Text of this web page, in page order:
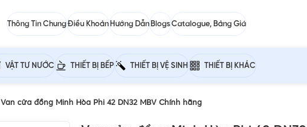
Thông Tin ChungĐiều Khoản Hướng Dẫn BlogsCatalogue, Bảng Giá
VẬT TƯ NƯỚC THIẾT BỊ BẾP THIẾT BỊ VỆ SINH THIẾT BỊ KHÁC
Van cửa đồng Minh Hòa Phi 42 DN32 MBV Chính hãng